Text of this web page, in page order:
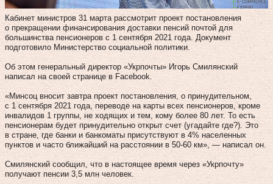
Кабинет министров 31 марта рассмотрит проект постановления
о прекращении финансирования доставки пенсий почтой для
большинства пенсионеров с 1 сентября 2021 года. Документ
подготовило Министерство социальной политики.
Об этом генеральный директор «Укрпочты» Игорь Смилянский
написал на своей странице в Facebook.
«Минсоц вносит завтра проект постановления, о принудительном,
с 1 сентября 2021 года, переводе на карты всех пенсионеров, кроме
инвалидов 1 группы, не ходящих и тем, кому более 80 лет. То есть
пенсионерам будет принудительно открыт счет (угадайте где?). Это
в стране, где банки и банкоматы присутствуют в 4% населенных
пунктов и часто ближайший на расстоянии в 50-60 км», — написал он.
Смилянский сообщил, что в настоящее время через «Укрпочту»
получают пенсии 3,5 млн человек.